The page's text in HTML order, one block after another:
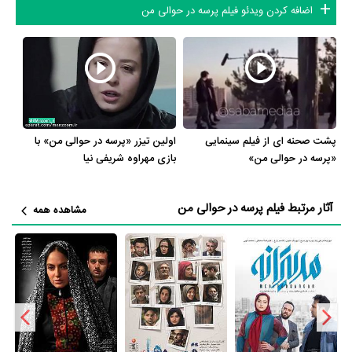
مختلفی شباهت دارد. با توجه به شاخص‌های متعدد و گوناگونی می‌توان گفت
آثار مرتبط فیلم پرسه در حوالی من عبارت است از:فیلم مدیترانه ،
فیلم یک عاشقانه ساده،فیلم گیتا و فیلم خشم و هیاهو.
فیلم پرسه در حوالی من و کارنامه فعالیت کارگردان و بازیگران
و نکات جذابی را می‌توان بیان کرد. براساس آمارها فیلم پرسه در حوالی من به
طور متوسط فعالیت 10ام بازیگران این اثر است. براساس امتیاز مردم فیلم پرسه
در حوالی من یکی از 4 اثر شاخص
محسن سلیمانی علی گل‌زاده ،مهراوه
شریفی‌نیا،ژیلا شاهی نسرین نکیسا،سوسن مقصودلو ویعقوب جهان پوردر
حرفه بازیگری محسوب می‌شود.
همچنین براساس امتیاز مردم فیلم پرسه در حوالی من بدترین اثرآتوسا راستی
بهرام سروری نژادو الهام صانعی پوردر حرفه بازیگری محسوب می‌شود.
اضافه کردن ویدئو فیلم پرسه در حوالی من
پشت صحنه ای از فیلم سینمایی
«پرسه در حوالی من»
اولین تیزر «پرسه در حوالی من» با
بازی مهراوه شریفی نیا
آثار مرتبط فیلم پرسه در حوالی من مشاهده همه